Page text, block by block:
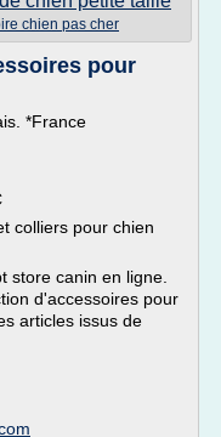
chien pas cher
pour
*France
colliers pour chien
store canin en ligne.
d'accessoires pour
articles issus de